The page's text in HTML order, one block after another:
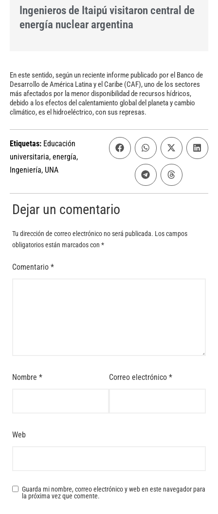
Ingenieros de Itaipú visitaron central de
energía nuclear argentina
En este sentido, según un reciente informe publicado por el Banco de
Desarrollo de América Latina y el Caribe (CAF), uno de los sectores
más afectados por la menor disponibilidad de recursos hídricos,
debido a los efectos del calentamiento global del planeta y cambio
climático, es el hidroeléctrico, con sus represas.
Etiquetas: Educación
universitaria, energía,
Ingeniería, UNA
Dejar un comentario
Tu dirección de correo electrónico no será publicada. Los campos
obligatorios están marcados con *
Comentario *
Nombre * Correo electrónico *
Web
Guarda mi nombre, correo electrónico y web en este navegador para
la próxima vez que comente.